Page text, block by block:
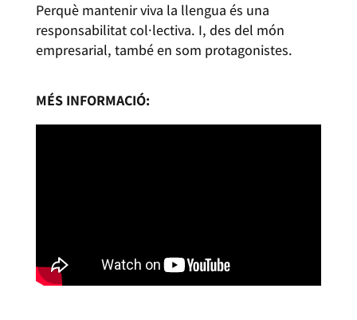
Perquè mantenir viva la llengua és una
responsabilitat col·lectiva. I, des del món
empresarial, també en som protagonistes.
MÉS INFORMACIÓ: